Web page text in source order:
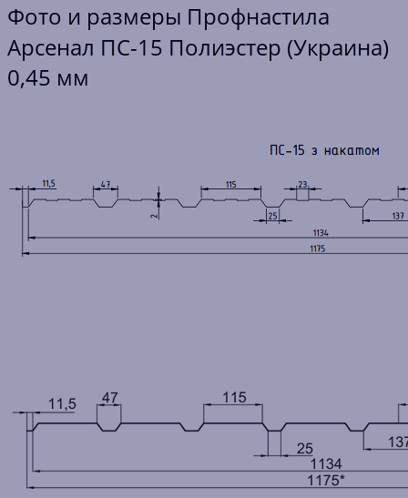
Фото и размеры Профнастила
Арсенал ПС-15 Полиэстер (Украина)
0,45 мм